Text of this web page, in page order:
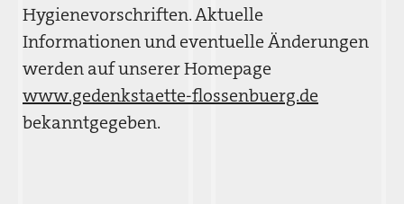
Hygienevorschriften. Aktuelle
Informationen und eventuelle Änderungen
werden auf unserer Homepage
www.gedenkstaette-flossenbuerg.de
bekanntgegeben.